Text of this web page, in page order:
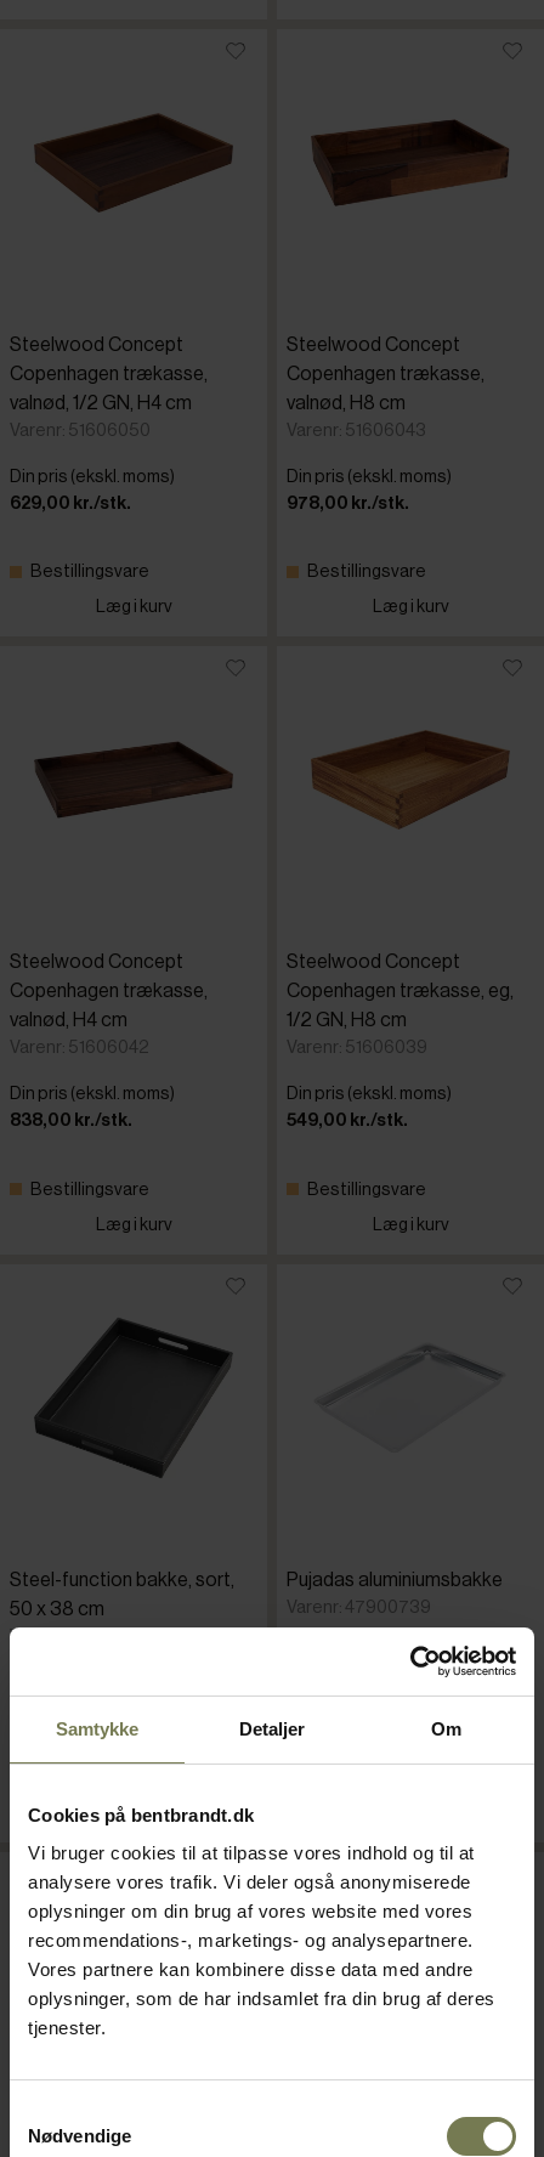
Samtykke Detaljer Om
Cookies på bentbrandt.dk
Vi bruger cookies til at tilpasse vores indhold og til at
analysere vores trafik. Vi deler også anonymiserede
oplysninger om din brug af vores website med vores
recommendations-, marketings- og analysepartnere.
Vores partnere kan kombinere disse data med andre
oplysninger, som de har indsamlet fra din brug af deres
tjenester.
Nødvendige
Steelwood Concept
Copenhagen trækasse,
valnød, 1/2 GN, H4 cm
Varenr: 51606050
Din pris (ekskl. moms)
629,00 kr./stk.
Bestillingsvare
Læg i kurv
Steelwood Concept
Copenhagen trækasse,
valnød, H8 cm
Varenr: 51606043
Din pris (ekskl. moms)
978,00 kr./stk.
Bestillingsvare
Læg i kurv
Steelwood Concept
Copenhagen trækasse,
valnød, H4 cm
Varenr: 51606042
Din pris (ekskl. moms)
838,00 kr./stk.
Bestillingsvare
Læg i kurv
Steelwood Concept
Copenhagen trækasse, eg,
1/2 GN, H8 cm
Varenr: 51606039
Din pris (ekskl. moms)
549,00 kr./stk.
Bestillingsvare
Læg i kurv
Steel-function bakke, sort,
50 x 38 cm
Varenr: 47133102
Læg i kurv
Pujadas aluminiumsbakke
Varenr: 47900739
Din pris (ekskl. moms)
Kampagnevare